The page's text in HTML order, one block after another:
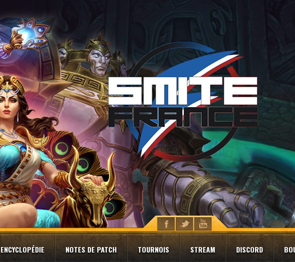
ENCYCLOPÉDIE NOTES DE PATCH TOURNOIS STREAM DISCORD